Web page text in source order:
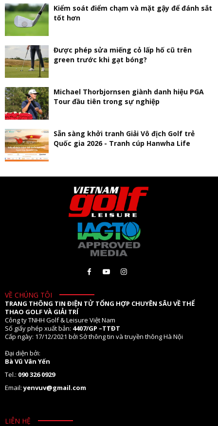
Kiểm soát điểm chạm và mặt gậy để đánh sắt
tốt hơn
Được phép sửa miếng cỏ lấp hố cũ trên
green trước khi gạt bóng?
Michael Thorbjornsen giành danh hiệu PGA
Tour đầu tiên trong sự nghiệp
Sẵn sàng khởi tranh Giải Vô địch Golf trẻ
Quốc gia 2026 - Tranh cúp Hanwha Life
VỀ CHÚNG TÔI
TRANG THÔNG TIN ĐIỆN TỬ TỔNG HỢP CHUYÊN SÂU VỀ THỂ
THAO GOLF VÀ GIẢI TRÍ
Công ty TNHH Golf & Leisure Việt Nam
Số giấy phép xuất bản: 4407/GP –TTĐT
Cấp ngày: 17/12/2021 bởi Sở thông tin và truyền thông Hà Nội
Đại diện bởi:
Bà Vũ Vân Yến
Tel.: 090 326 0929
Email:yenvuv@gmail.com
LIÊN HỆ